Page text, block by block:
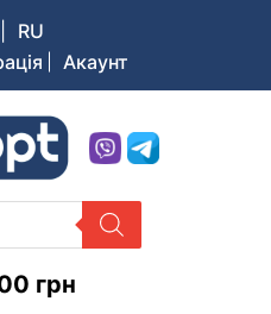
RU
Акаунт
платформа в Україні
грн